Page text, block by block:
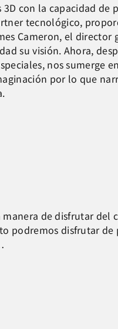
con la capacidad
tecnológico,
Cameron, el director
su visión. Ahora,
nos sumerge
por lo que
de disfrutar del
podremos disfrutar